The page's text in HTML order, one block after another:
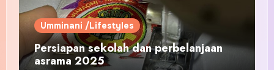
Umminani /Lifestyles
Persiapan sekolah dan perbelanjaan
asrama 2025